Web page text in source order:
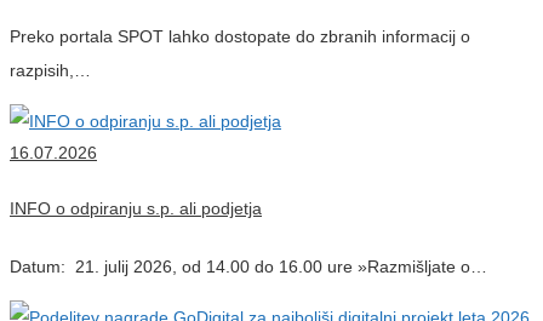
Preko portala SPOT lahko dostopate do zbranih informacij o
razpisih,…
16.07.2026
INFO o odpiranju s.p. ali podjetja
Datum: 21. julij 2026, od 14.00 do 16.00 ure »Razmišljate o…